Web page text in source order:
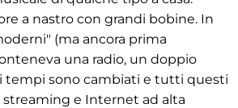
a nastro con grandi bobine. In
(ma ancora prima
una radio, un doppio
tempi sono cambiati e tutti questi
e Internet ad alta